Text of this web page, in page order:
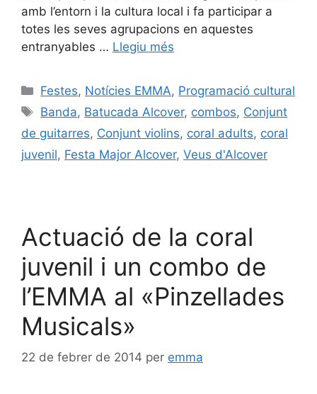
amb l’entorn i la cultura local i fa participar a
totes les seves agrupacions en aquestes
entranyables … Llegiu més
Festes, Notícies EMMA, Programació cultural
Banda, Batucada Alcover, combos, Conjunt
de guitarres, Conjunt violins, coral adults, coral
juvenil, Festa Major Alcover, Veus d'Alcover
Actuació de la coral
juvenil i un combo de
l’EMMA al «Pinzellades
Musicals»
22 de febrer de 2014 per emma